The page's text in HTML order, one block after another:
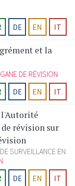
DE EN IT
et la
DE RÉVISION
DE EN IT
l'Autorité
révision sur
SURVEILLANCE EN
DE EN IT